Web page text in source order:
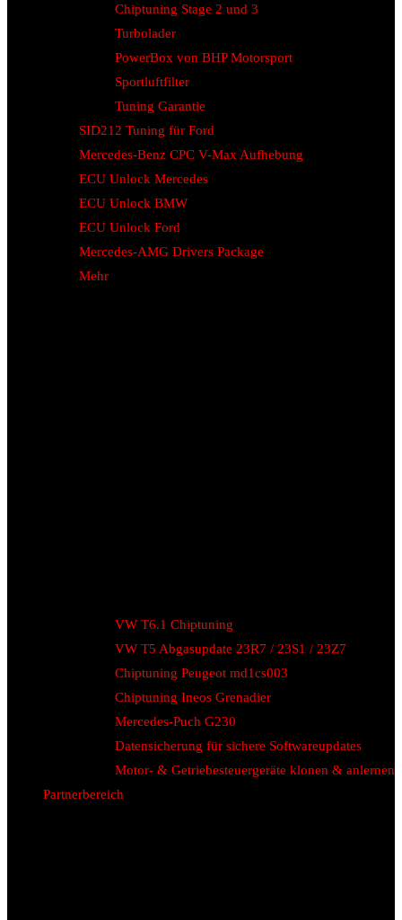
Chiptuning Stage 2 und 3
Turbolader
PowerBox von BHP Motorsport
Sportluftfilter
Tuning Garantie
SID212 Tuning für Ford
Mercedes-Benz CPC V-Max Aufhebung
ECU Unlock Mercedes
ECU Unlock BMW
ECU Unlock Ford
Mercedes-AMG Drivers Package
Mehr
VW T6.1 Chiptuning
VW T5 Abgasupdate 23R7 / 23S1 / 23Z7
Chiptuning Peugeot md1cs003
Chiptuning Ineos Grenadier
Mercedes-Puch G230
Datensicherung für sichere Softwareupdates
Motor- & Getriebesteuergeräte klonen & anlernen
Partnerbereich